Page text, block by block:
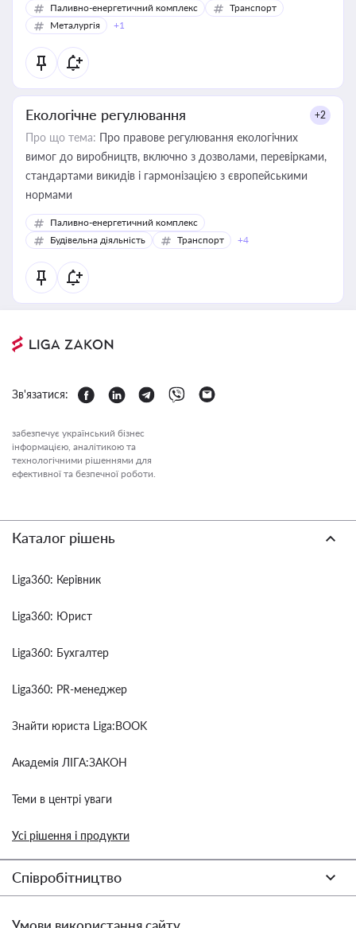
Паливно-енергетичний комплекс
Транспорт
Металургія
+1
Екологічне регулювання +2
Про що тема: Про правове регулювання екологічних
вимог до виробництв, включно з дозволами, перевірками,
стандартами викидів і гармонізацією з європейськими
нормами
Паливно-енергетичний комплекс
Будівельна діяльність
Транспорт +4
Зв'язатися:
забезпечує український бізнес
інформацією, аналітикою та
технологічними рішеннями для
ефективної та безпечної роботи.
Каталог рішень
Liga360: Керівник
Liga360: Юрист
Liga360: Бухгалтер
Liga360: PR-менеджер
Знайти юриста Liga:BOOK
Академія ЛІГА:ЗАКОН
Теми в центрі уваги
Усі рішення і продукти
Співробітництво